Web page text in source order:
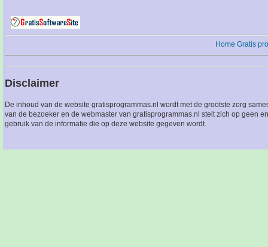
Home Gratis
Disclaimer
De inhoud van de website gratisprogrammas.nl wordt met de grootste zorg
van de bezoeker en de webmaster van gratisprogrammas.nl stelt zich op geen
gebruik van de informatie die op deze website gegeven wordt.